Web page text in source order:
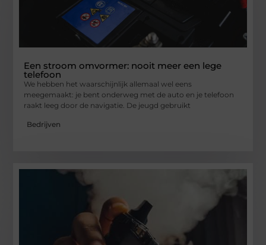
Een stroom omvormer: nooit meer een lege
telefoon
We hebben het waarschijnlijk allemaal wel eens
meegemaakt: je bent onderweg met de auto en je telefoon
raakt leeg door de navigatie. De jeugd gebruikt
Bedrijven